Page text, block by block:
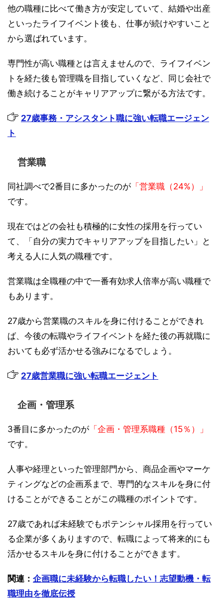
他の職種に比べて働き方が安定していて、結婚や出産
といったライフイベント後も、仕事が続けやすいこと
から選ばれています。
専門性が高い職種とは言えませんので、ライフイベン
トを経た後も管理職を目指していくなど、同じ会社で
働き続けることがキャリアアップに繋がる方法です。
27歳事務・アシスタント職に強い転職エージェン
ト
営業職
同社調べで2番目に多かったのが 「営業職（24%）」
です。
現在ではどの会社も積極的に女性の採用を行ってい
て、「自分の実力でキャリアアップを目指したい」と
考える人に人気の職種です。
営業職は全職種の中で一番有効求人倍率が高い職種で
もあります。
27歳から営業職のスキルを身に付けることができれ
ば、今後の転職やライフイベントを経た後の再就職に
おいても必ず活かせる強みになるでしょう。
27歳営業職に強い転職エージェント
企画・管理系
3番目に多かったのが 「企画・管理系職種（15％）」
です。
人事や経理といった管理部門から、商品企画やマーケ
ティングなどの企画系まで、専門的なスキルを身に付
けることができることがこの職種のポイントです。
27歳であれば未経験でもポテンシャル採用を行ってい
る企業が多くありますので、転職によって将来的にも
活かせるスキルを身に付けることができます。
関連： 企画職に未経験から転職したい！志望動機・転
職理由を徹底伝授